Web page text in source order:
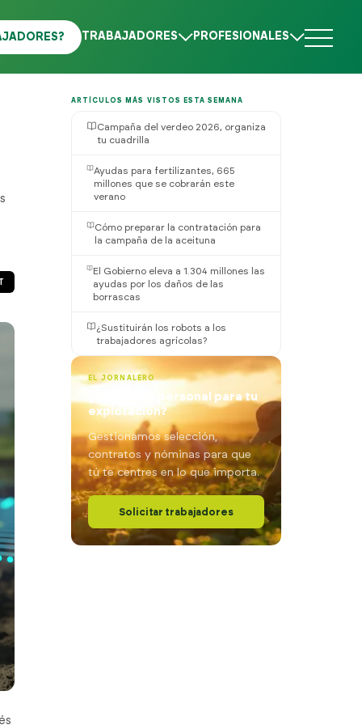
TRABAJADORES PROFESIONALES
ARTÍCULOS MÁS VISTOS ESTA SEMANA
Campaña del verdeo 2026, organiza
tu cuadrilla
Ayudas para fertilizantes, 665
millones que se cobrarán este
verano
Cómo preparar la contratación para
la campaña de la aceituna
El Gobierno eleva a 1.304 millones las
ayudas por los daños de las
borrascas
¿Sustituirán los robots a los
trabajadores agrícolas?
EL JORNALERO
¿Necesitas personal para tu
explotación?
Gestionamos selección,
contratos y nóminas para que
tú te centres en lo que importa.
Solicitar trabajadores